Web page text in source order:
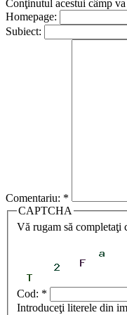
Conţinutul acestui câmp
Homepage:
Subiect:
Comentariu: *
CAPTCHA
Vă rugam să completaţi
Cod: *
Introduceţi literele din